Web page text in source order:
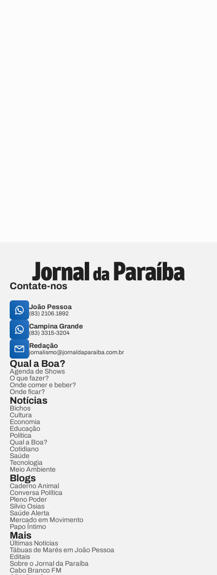
Contate-nos
João Pessoa
(83) 2106.1892
Campina Grande
(83) 3315-3204
Redação
jornalismo@jornaldaparaiba.com.br
Qual a Boa?
Agenda de Shows
O que fazer?
Onde comer e beber?
Onde ficar?
Notícias
Bichos
Cultura
Economia
Educação
Política
Qual a Boa?
Cotidiano
Saúde
Tecnologia
Meio Ambiente
Blogs
Caderno Animal
Conversa Política
Pleno Poder
Sílvio Osias
Saúde Alerta
Mercado em Movimento
Papo Íntimo
Mais
Últimas Notícias
Tábuas de Marés em João Pessoa
Editais
Sobre o Jornal da Paraíba
Cabo Branco FM